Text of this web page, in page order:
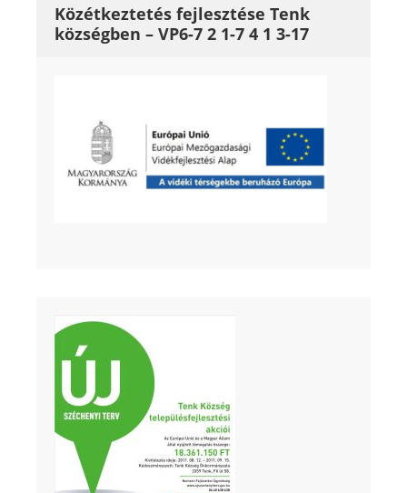
Közétkeztetés fejlesztése Tenk
községben – VP6-7 2 1-7 4 1 3-17